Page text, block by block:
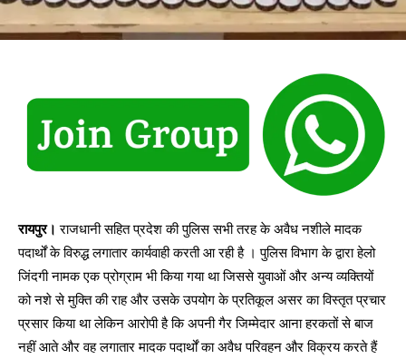
रायपुर। राजधानी सहित प्रदेश की पुलिस सभी तरह के अवैध नशीले मादक
पदार्थों के विरुद्ध लगातार कार्यवाही करती आ रही है । पुलिस विभाग के द्वारा हेलो
जिंदगी नामक एक प्रोग्राम भी किया गया था जिससे युवाओं और अन्य व्यक्तियों
को नशे से मुक्ति की राह और उसके उपयोग के प्रतिकूल असर का विस्तृत प्रचार
प्रसार किया था लेकिन आरोपी है कि अपनी गैर जिम्मेदार आना हरकतों से बाज
नहीं आते और वह लगातार मादक पदार्थों का अवैध परिवहन और विक्रय करते हैं